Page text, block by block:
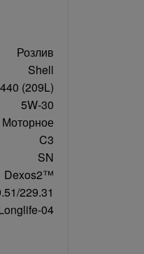
Розлив
Shell
(209L)
5W-30
Моторное
C3
SN
Dexos2™
229.31
04